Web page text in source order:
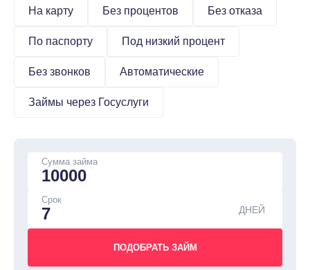
На карту Без процентов Без отказа
По паспорту Под низкий процент
Без звонков Автоматические
Займы через Госуслуги
Сумма займа
Срок
ДНЕЙ